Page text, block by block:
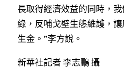
長取得經濟效益的同時，
綠，反哺戈壁生態維護，
生金。”李方說。
新華社記者 李志鵬 攝